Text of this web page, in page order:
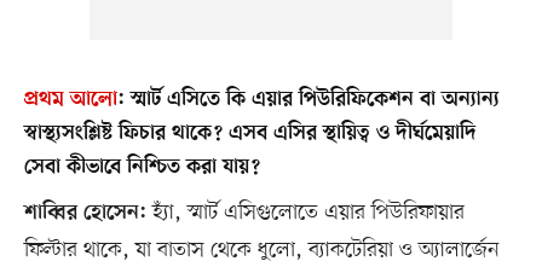
প্রথম আলো:স্মার্ট এসিতে কি এয়ার পিউরিফিকেশন বা অন্যান্য
স্বাস্থ্যসংশ্লিষ্ট ফিচার থাকে? এসব এসির স্থায়িত্ব ও দীর্ঘমেয়াদি
সেবা কীভাবে নিশ্চিত করা যায়?
শাব্বির হোসেন: হ্যাঁ, স্মার্ট এসিগুলোতে এয়ার পিউরিফায়ার
ফিল্টার থাকে, যা বাতাস থেকে ধুলো, ব্যাকটেরিয়া ও অ্যালার্জেন